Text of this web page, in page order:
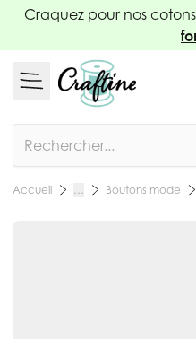
Allez au contenu
Craquez pour nos
Accueil … Boutons mode